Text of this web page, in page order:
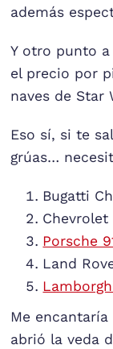
además
Y otro punto a
el precio por
naves de Star
Eso sí, si te
grúas…
Bugatti
Chevrolet
Porsche
Land
Me
abrió la veda